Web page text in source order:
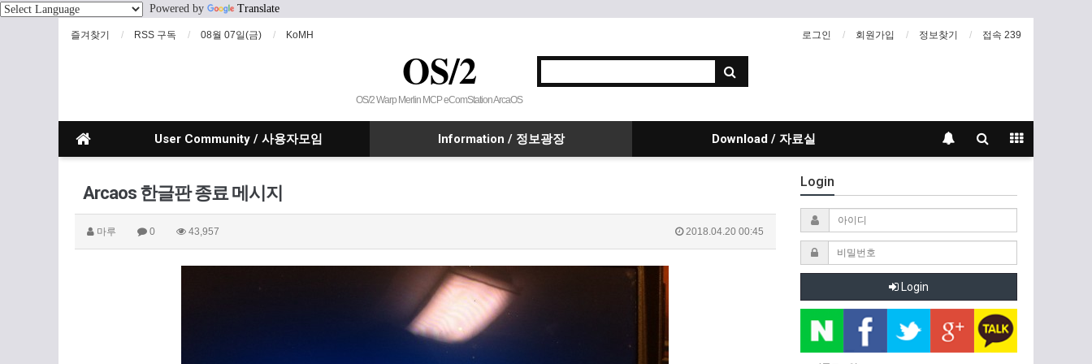
Powered by Translate
즐겨찾기 RSS 구독 08월 07일(금) KoMH 로그인 회원가입 정보찾기 접속 239
OS/2
OS/2 Warp Merlin MCP eComStation ArcaOS
User Community / 사용자모임 Information / 정보광장 Download / 자료실
Arcaos 한글판 종료 메시지
마루 0 43,957 2018.04.20 00:45
Login
Login